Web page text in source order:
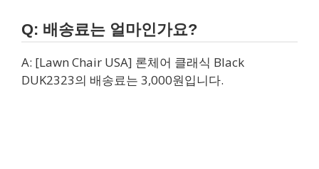
Q: 배송료는 얼마인가요?
A: [Lawn Chair USA] 론체어 클래식 Black
DUK2323의 배송료는 3,000원입니다.